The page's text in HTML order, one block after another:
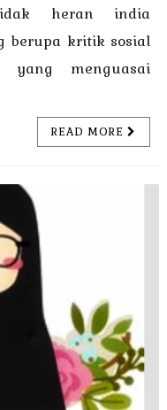
heran india
berupa kritik sosial
yang menguasai
READ MORE